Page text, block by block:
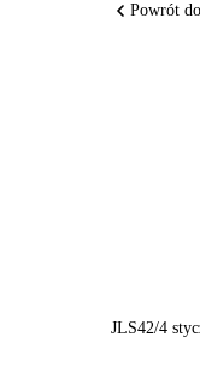
Powrót
JLS42/4